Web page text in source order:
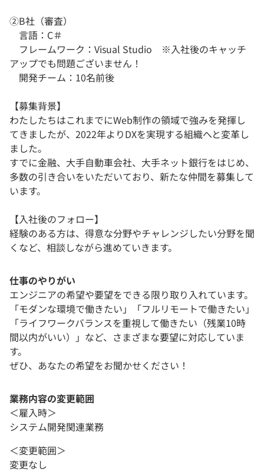
②B社（審査）
言語：C＃
フレームワーク：Visual Studio ※入社後のキャッチ
アップでも問題ございません！
開発チーム：10名前後
【募集背景】
わたしたちはこれまでにWeb制作の領域で強みを発揮し
てきましたが、2022年よりDXを実現する組織へと変革し
ました。
すでに金融、大手自動車会社、大手ネット銀行をはじめ、
多数の引き合いをいただいており、新たな仲間を募集して
います。
【入社後のフォロー】
経験のある方は、得意な分野やチャレンジしたい分野を聞
くなど、相談しながら進めていきます。
仕事のやりがい
エンジニアの希望や要望をできる限り取り入れています。
「モダンな環境で働きたい」「フルリモートで働きたい」
「ライフワークバランスを重視して働きたい（残業10時
間以内がいい）」など、さまざまな要望に対応していま
す。
ぜひ、あなたの希望をお聞かせください！
業務内容の変更範囲
＜雇入時＞
システム開発関連業務
＜変更範囲＞
変更なし